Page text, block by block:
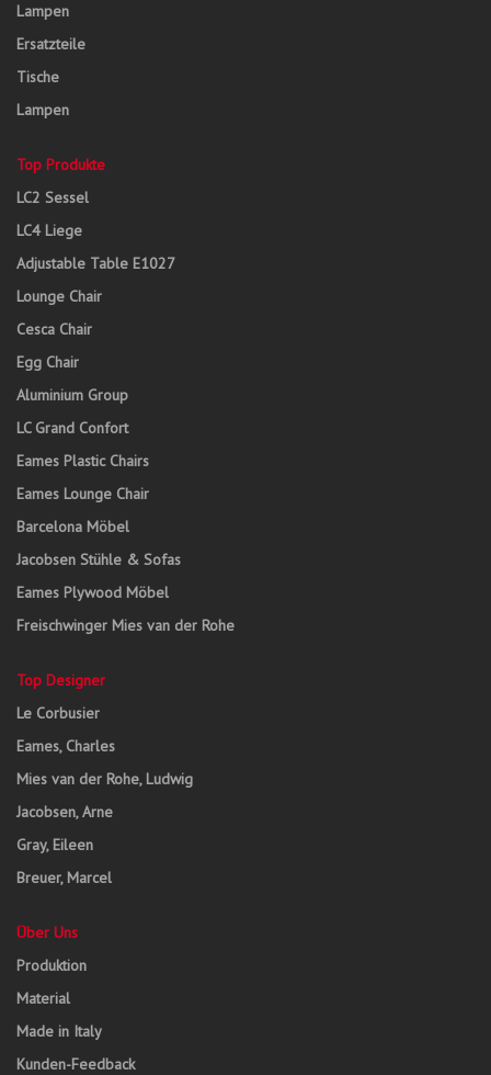
Lampen
Ersatzteile
Tische
Lampen
Top Produkte
LC2 Sessel
LC4 Liege
Adjustable Table E1027
Lounge Chair
Cesca Chair
Egg Chair
Aluminium Group
LC Grand Confort
Eames Plastic Chairs
Eames Lounge Chair
Barcelona Möbel
Jacobsen Stühle & Sofas
Eames Plywood Möbel
Freischwinger Mies van der Rohe
Top Designer
Le Corbusier
Eames, Charles
Mies van der Rohe, Ludwig
Jacobsen, Arne
Gray, Eileen
Breuer, Marcel
Über Uns
Produktion
Material
Made in Italy
Kunden-Feedback